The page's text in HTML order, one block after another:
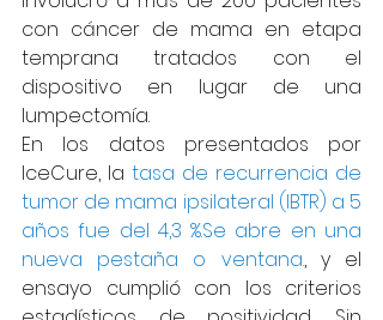
con cáncer de mama en etapa
temprana tratados con el
dispositivo en lugar de una
lumpectomía.
En los datos presentados por
IceCure, la tasa de recurrencia de
tumor de mama ipsilateral (IBTR) a 5
años fue del 4,3 %.Se abre en una
nueva pestaña o ventana., y el
ensayo cumplió con los criterios